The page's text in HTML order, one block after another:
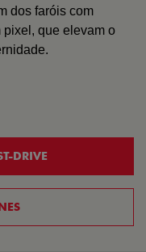
dos faróis com
que elevam o
DRIVE